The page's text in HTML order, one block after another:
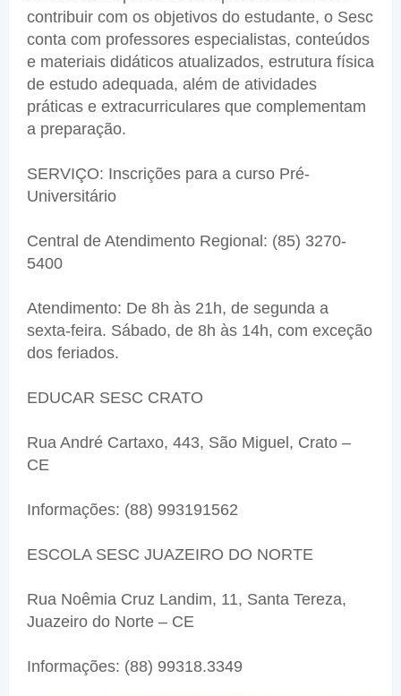
contribuir com os objetivos do estudante, o Sesc
conta com professores especialistas, conteúdos
e materiais didáticos atualizados, estrutura física
de estudo adequada, além de atividades
práticas e extracurriculares que complementam
a preparação.
SERVIÇO: Inscrições para a curso Pré-
Universitário
Central de Atendimento Regional: (85) 3270-
5400
Atendimento: De 8h às 21h, de segunda a
sexta-feira. Sábado, de 8h às 14h, com exceção
dos feriados.
EDUCAR SESC CRATO
Rua André Cartaxo, 443, São Miguel, Crato –
CE
Informações: (88) 993191562
ESCOLA SESC JUAZEIRO DO NORTE
Rua Noêmia Cruz Landim, 11, Santa Tereza,
Juazeiro do Norte – CE
Informações: (88) 99318.3349